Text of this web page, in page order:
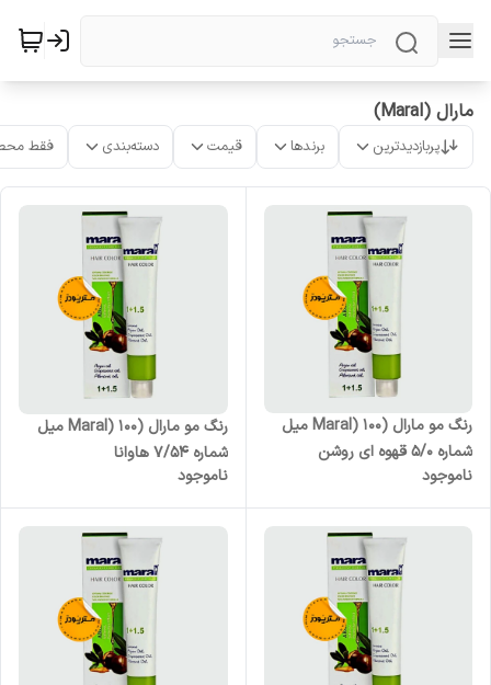
مارال (Maral)
پربازدیدترین برندها قیمت دسته‌بندی فقط
رنگ مو مارال (Maral) 100 میل
شماره 5/0 قهوه ای روشن
ناموجود
رنگ مو مارال (Maral) 100 میل
شماره 7/54 هاوانا
ناموجود